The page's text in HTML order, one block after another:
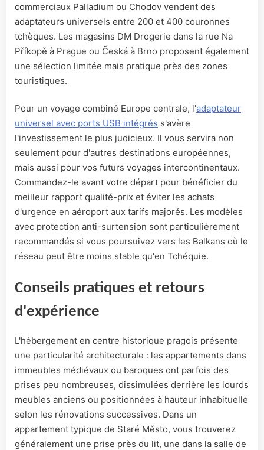
commerciaux Palladium ou Chodov vendent des
adaptateurs universels entre 200 et 400 couronnes
tchèques. Les magasins DM Drogerie dans la rue Na
Příkopě à Prague ou Česká à Brno proposent également
une sélection limitée mais pratique près des zones
touristiques.
Pour un voyage combiné Europe centrale, l'adaptateur
universel avec ports USB intégrés s'avère
l'investissement le plus judicieux. Il vous servira non
seulement pour d'autres destinations européennes,
mais aussi pour vos futurs voyages intercontinentaux.
Commandez-le avant votre départ pour bénéficier du
meilleur rapport qualité-prix et éviter les achats
d'urgence en aéroport aux tarifs majorés. Les modèles
avec protection anti-surtension sont particulièrement
recommandés si vous poursuivez vers les Balkans où le
réseau peut être moins stable qu'en Tchéquie.
Conseils pratiques et retours
d'expérience
L'hébergement en centre historique pragois présente
une particularité architecturale : les appartements dans
immeubles médiévaux ou baroques ont parfois des
prises peu nombreuses, dissimulées derrière les lourds
meubles anciens ou positionnées à hauteur inhabituelle
selon les rénovations successives. Dans un
appartement typique de Staré Město, vous trouverez
généralement une prise près du lit, une dans la salle de